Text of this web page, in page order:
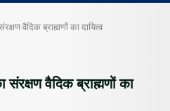
वैदिक ब्राह्मणों का दायित्व
वैदिक ब्राह्मणों का